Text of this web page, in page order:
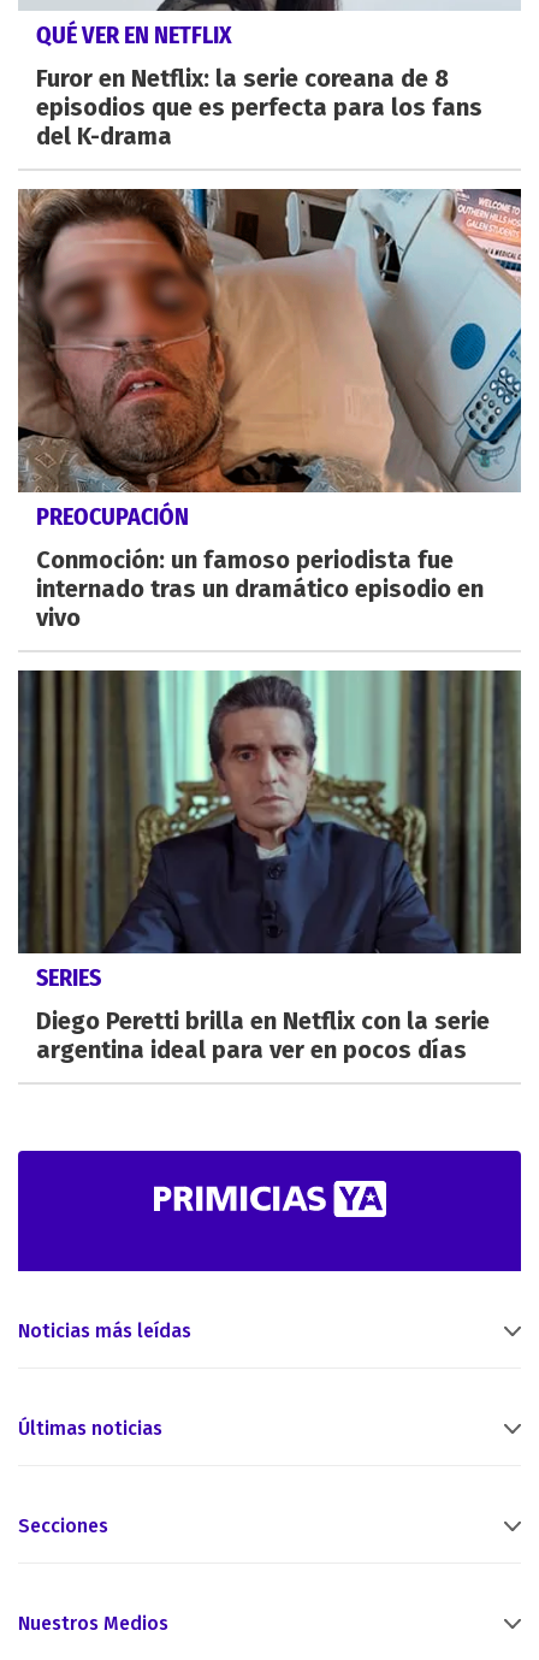
QUÉ VER EN NETFLIX
Furor en Netflix: la serie coreana de 8
episodios que es perfecta para los fans
del K-drama
PREOCUPACIÓN
Conmoción: un famoso periodista fue
internado tras un dramático episodio en
vivo
SERIES
Diego Peretti brilla en Netflix con la serie
argentina ideal para ver en pocos días
Noticias más leídas
Últimas noticias
Secciones
Nuestros Medios